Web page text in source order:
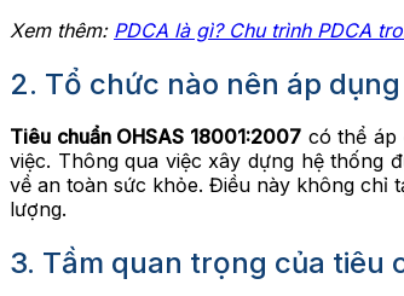
Xem thêm: PDCA là gì? Chu trình PDCA
2. Tổ chức nào nên áp
Tiêu chuẩn OHSAS 18001:2007có thể áp
việc. Thông qua việc xây dựng hệ thống
về an toàn sức khỏe. Điều này không chỉ
lượng.
3. Tầm quan trọng của tiêu